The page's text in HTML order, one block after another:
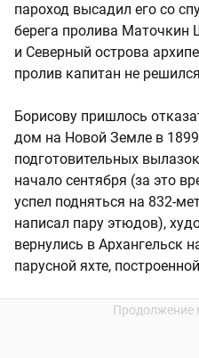
пароход высадил его со
берега пролива
и Северный острова
пролив капитан не
Борисову пришлось
дом на Новой Земле в 1899
подготовительных
начало сентября (за это
успел подняться на 832-
написал пару этюдов),
вернулись в Архангельск
парусной яхте,